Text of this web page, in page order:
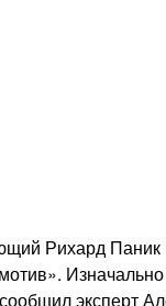
Рихард Паник
эксперт